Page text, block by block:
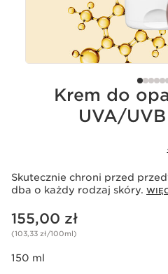
Krem do
UVA/
Skutecznie chroni przed
dba o każdy rodzaj skóry.
Aktualna cena 155,00 zł
155,00 zł
(103,33 zł/100ml)
150 ml